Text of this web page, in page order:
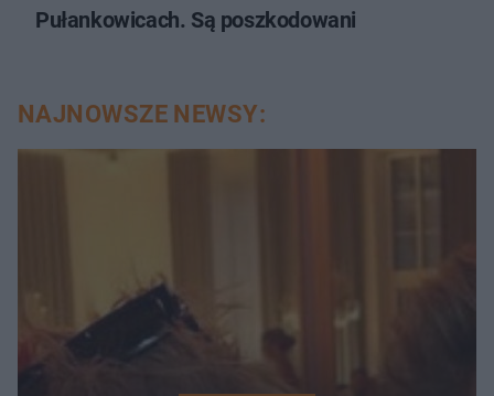
Pułankowicach. Są poszkodowani
NAJNOWSZE NEWSY: